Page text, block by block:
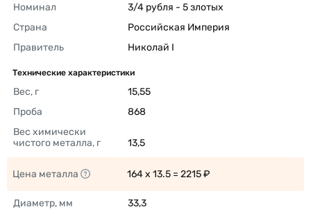
Номинал
3/4 рубля - 5 злотых
Страна
Российская Империя
Правитель
Николай I
Технические характеристики
Вес, г
15,55
Проба
868
Вес химически
чистого металла, г
13,5
Цена металла 164 x 13.5 = 2215 ₽
Диаметр, мм
33,3